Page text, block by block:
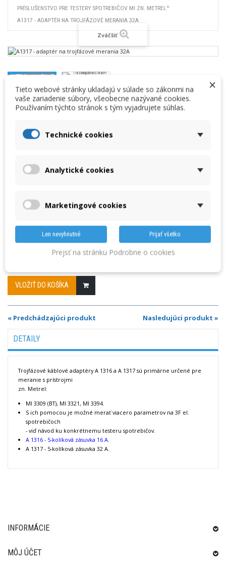
PRÍSLUŠENSTVO PRE TESTERY SPOTREBIČOV MI ZN. METREL
A1317 - ADAPTÉR NA TROJFÁZOVÉ MERANIA 32A
Zväčšiť
A1317 - ADAPTÉR NA TROJFÁZOVÉ MERANIA
3831063415893
66,42 € s DPH
65,19 € s DPH
Výrobca: Metrel
A 1317 - adaptér na trojfázové merania 32A CEE / Schuko, pre prístroje Metrel MI
VLOŽIŤ DO KOŠÍKA
« Predchádzajúci produkt Nasledujúci produkt »
DETAILY
Trojfázové káblové adaptéry A 1316 a A 1317 sú primárne určené pre
meranie s prístrojmi
zn. Metrel:
MI 3309 (BT), MI 3321, MI 3394.
S ich pomocou je možné merať viacero parametrov na 3F el.
spotrebičoch
- viď návod ku konkrétnemu testeru spotrebičov.
A 1316 - 5-kolíková zásuvka 16 A.
A 1317 - 5-kolíková zásuvka 32 A.
INFORMÁCIE
MÔJ ÚČET
×
Tieto webové stránky ukladajú v súlade so zákonmi na
vaše zariadenie súbory, všeobecne nazývané cookies.
Používaním týchto stránok s tým vyjadrujete súhlas.
Technické cookies
Analytické cookies
Marketingové cookies
Len nevyhnutné Prijať všetko
Prejsť na stránku Podrobne o cookies